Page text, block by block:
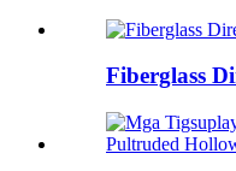
Fiberglass